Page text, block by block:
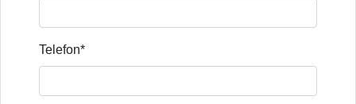
Telefon*